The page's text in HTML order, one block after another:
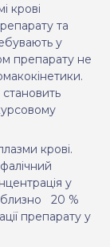
крові
та
у
препарату не
крові.
у
20 %
препарату у